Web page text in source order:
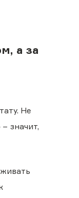
а за
Не
значит,